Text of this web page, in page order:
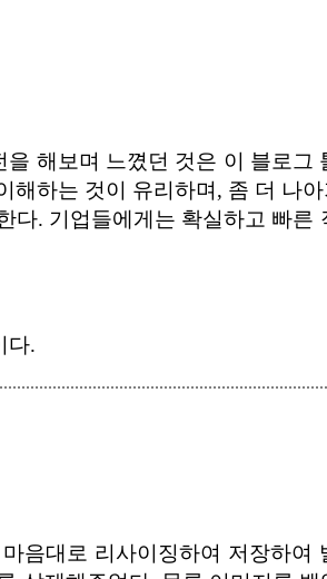
해보며 느꼈던 것은 이 블로그
하는 것이 유리하며, 좀 더 나아
다. 기업들에게는 확실하고 빠른
다.
음대로 리사이징하여 저장하여